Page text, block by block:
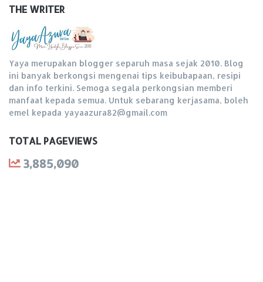
THE WRITER
Yaya merupakan blogger separuh masa sejak 2010. Blog
ini banyak berkongsi mengenai tips keibubapaan, resipi
dan info terkini. Semoga segala perkongsian memberi
manfaat kepada semua. Untuk sebarang kerjasama, boleh
emel kepada yayaazura82@gmail.com
TOTAL PAGEVIEWS
3,885,090